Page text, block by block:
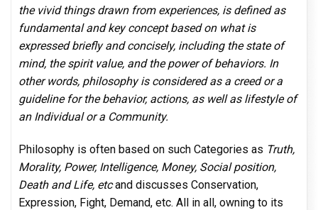
the vivid things drawn from experiences, is defined as
fundamental and key concept based on what is
expressed briefly and concisely, including the state of
mind, the spirit value, and the power of behaviors. In
other words, philosophy is considered as a creed or a
guideline for the behavior, actions, as well as lifestyle of
an Individual or a Community.
Philosophy is often based on such Categories as Truth,
Morality, Power, Intelligence, Money, Social position,
Death and Life, etcand discusses Conservation,
Expression, Fight, Demand, etc. All in all, owning to its